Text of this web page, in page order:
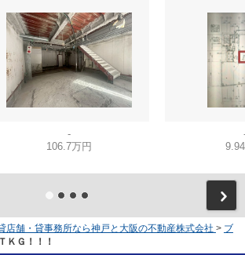
-
106.7万円
店舗・貸事務所なら神戸と大阪の不動産株式会社 > ブ
ＫＧ！！！